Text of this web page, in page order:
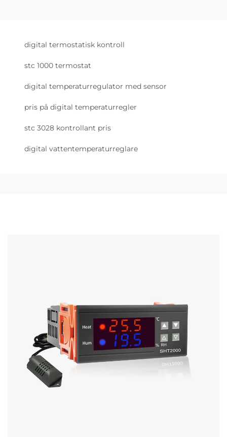
digital termostatisk kontroll
stc 1000 termostat
digital temperaturregulator med sensor
pris på digital temperaturregler
stc 3028 kontrollant pris
digital vattentemperaturreglare